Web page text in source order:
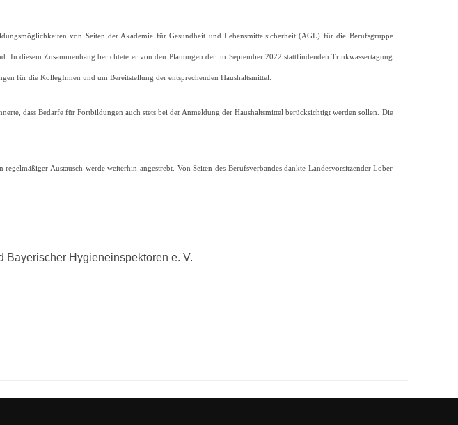
von Seiten der Akademie für Gesundheit und Lebensmittelsicherheit (AGL) für die Berufsgruppe
In diesem Zusammenhang berichtete er von den Planungen der im September 2022 stattfindenden Trinkwassertagung
für die KollegInnen und um Bereitstellung der entsprechenden Haushaltsmittel.
dass Bedarfe für Fortbildungen auch stets bei der Anmeldung der Haushaltsmittel berücksichtigt werden sollen. Die
Austausch werde weiterhin angestrebt. Von Seiten des Berufsverbandes dankte Landesvorsitzender Lober
Bayerischer Hygieneinspektoren e. V.